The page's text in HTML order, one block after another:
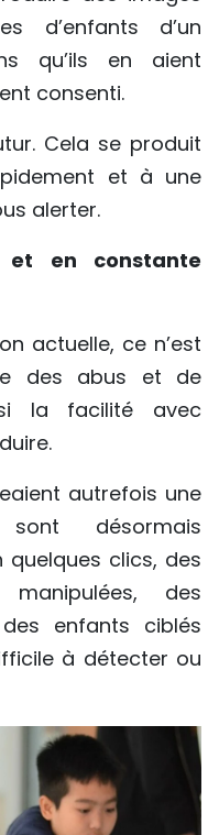
d’enfants d’un
qu’ils en aient
consenti.
Cela se produit
et à une
alerter.
et en constante
actuelle, ce n’est
des abus et de
la facilité avec
autrefois une
sont désormais
quelques clics, des
des
enfants ciblés
à détecter ou